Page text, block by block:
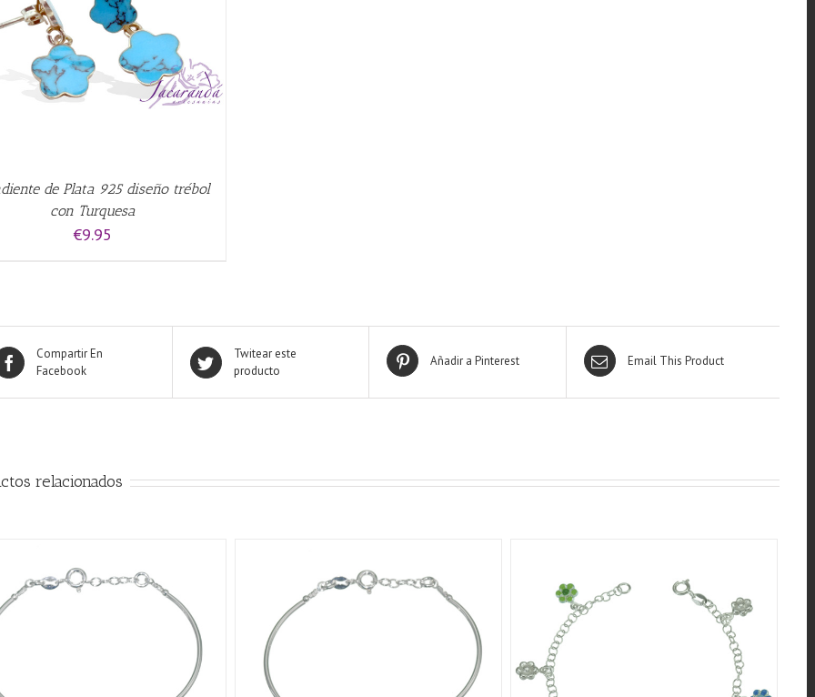
de Plata 925 diseño trébol
con Turquesa
€9.95
Compartir En
Facebook
Twitear este
producto
Añadir a Pinterest Email This Product
relacionados
QUICK VIEW QUICK VIEW